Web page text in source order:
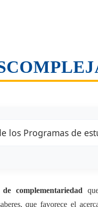
los Programas de
complementariedad
que favorece el